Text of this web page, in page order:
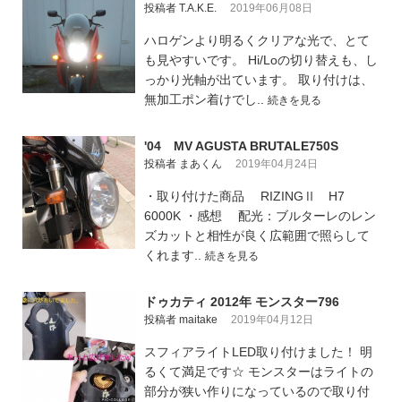
投稿者 T.A.K.E. 2019年06月08日
ハロゲンより明るくクリアな光で、とて
も見やすいです。 Hi/Loの切り替えも、し
っかり光軸が出ています。 取り付けは、
無加工ポン着けでし.. 続きを見る
'04 MV AGUSTA BRUTALE750S
投稿者 まあくん 2019年04月24日
・取り付けた商品 RIZINGⅡ H7
6000K ・感想 配光：ブルターレのレン
ズカットと相性が良く広範囲で照らして
くれます.. 続きを見る
ドゥカティ 2012年 モンスター796
投稿者 maitake 2019年04月12日
スフィアライトLED取り付けました！ 明
るくて満足です☆ モンスターはライトの
部分が狭い作りになっているので取り付